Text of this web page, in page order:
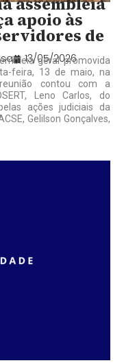
apoio às
de
13/05/2026
geral promovida
feira, 13 de maio, na
contou com a
Leno Carlos, do
ações judiciais da
Gelilson Gonçalves,